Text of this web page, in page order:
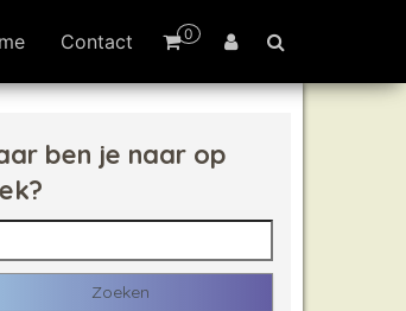
0
Contact
ben je naar op
naar: